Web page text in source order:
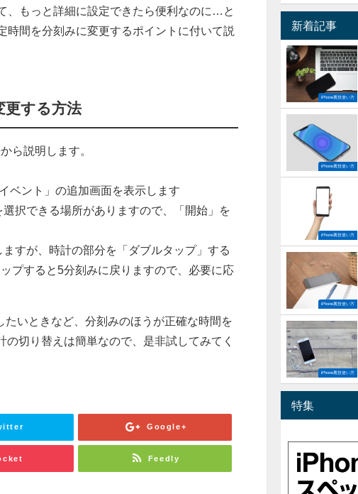
、もっと詳細に設定できたら便利なのに…と
間を分刻みに変更するポイントに付いて説
更する方法
ら説明します。
ベント」の追加画面を表示します
択できる場所がありますので、「開始」を
すが、時計の部分を「ダブルタップ」する
プすると5分刻みに戻りますので、必要に応
いときなど、分刻みのほうが正確な時間を
切り替えは簡単なので、是非試してみてく
Google+
Feedly
新着記事
iPhone裏技使い方
iPhone裏技使い方
iPhone裏技使い方
iPhone裏技使い方
iPhone裏技使い方
特集